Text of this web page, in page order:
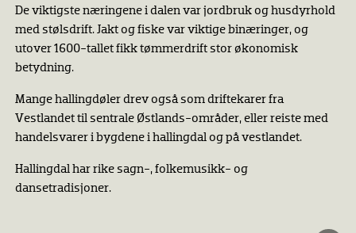
De viktigste næringene i dalen var jordbruk og husdyrhold
med stølsdrift. Jakt og fiske var viktige binæringer, og
utover 1600-tallet fikk tømmerdrift stor økonomisk
betydning.
Mange hallingdøler drev også som driftekarer fra
Vestlandet til sentrale Østlands-områder, eller reiste med
handelsvarer i bygdene i hallingdal og på vestlandet.
Hallingdal har rike sagn-, folkemusikk- og
dansetradisjoner.